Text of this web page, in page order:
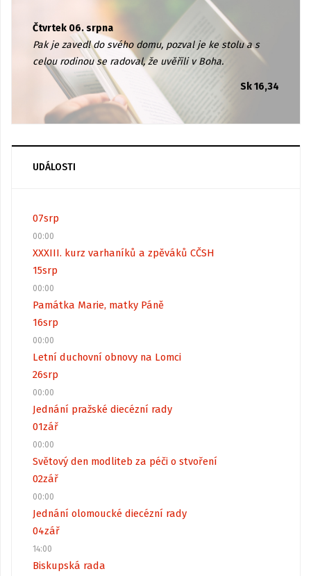
Čtvrtek 06. srpna
Pak je zavedl do svého domu, pozval je ke stolu a s
celou rodinou se radoval, že uvěřili v Boha.
Sk 16,34
UDÁLOSTI
07srp
00:00
XXXIII. kurz varhaníků a zpěváků CČSH
15srp
00:00
Památka Marie, matky Páně
16srp
00:00
Letní duchovní obnovy na Lomci
26srp
00:00
Jednání pražské diecézní rady
01zář
00:00
Světový den modliteb za péči o stvoření
02zář
00:00
Jednání olomoucké diecézní rady
04zář
14:00
Biskupská rada